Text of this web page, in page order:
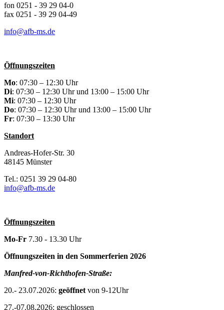
fon 0251 - 39 29 04-0
fax 0251 - 39 29 04-49
info@afb-ms.de
Öffnungszeiten
Mo: 07:30 – 12:30 Uhr
Di: 07:30 – 12:30 Uhr und 13:00 – 15:00 Uhr
Mi: 07:30 – 12:30 Uhr
Do: 07:30 – 12:30 Uhr und 13:00 – 15:00 Uhr
Fr: 07:30 – 13:30 Uhr
Standort
Andreas-Hofer-Str. 30
48145 Münster
Tel.: 0251 39 29 04-80
info@afb-ms.de
Öffnungszeiten
Mo-Fr 7.30 - 13.30 Uhr
Öffnungszeiten in den Sommerferien 2026
Manfred-von-Richthofen-Straße:
20.- 23.07.2026: geöffnet von 9-12Uhr
27.-07.08.2026: geschlossen